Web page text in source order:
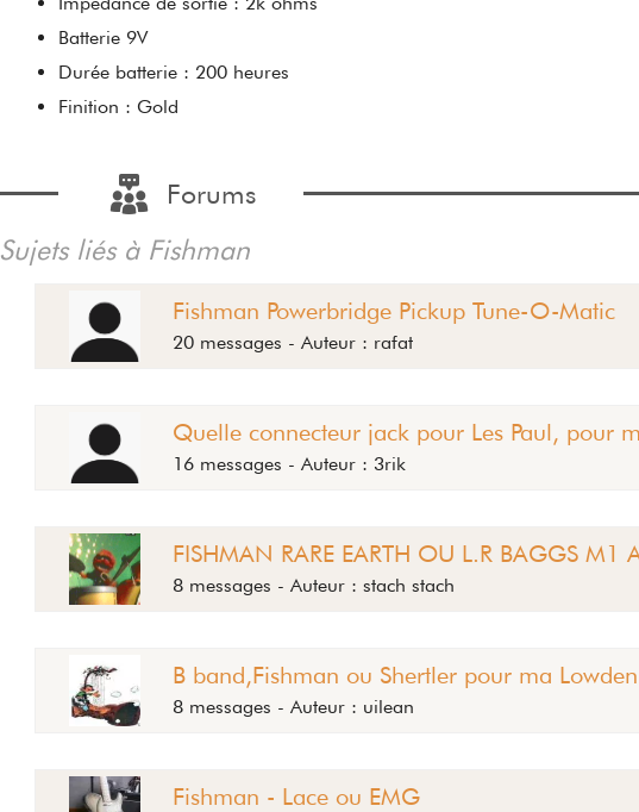
Batterie 9V
Durée batterie : 200 heures
Finition : Gold
Forums
Sujets liés à Fishman
Fishman Powerbridge Pickup Tune-O-Matic
20 messages - Auteur : rafat
Quelle connecteur jack pour Les Paul, pour
16 messages - Auteur : 3rik
FISHMAN RARE EARTH OU L.R BAGGS M1
8 messages - Auteur : stach stach
B band,Fishman ou Shertler pour ma
8 messages - Auteur : uilean
Fishman - Lace ou EMG